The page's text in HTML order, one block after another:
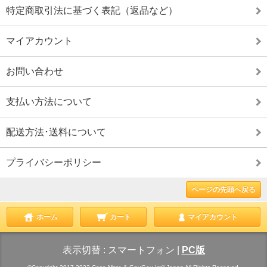
特定商取引法に基づく表記（返品など）
マイアカウント
お問い合わせ
支払い方法について
配送方法･送料について
プライバシーポリシー
ページの先頭へ戻る
ホーム カート マイアカウント
表示切替 : スマートフォン PC版